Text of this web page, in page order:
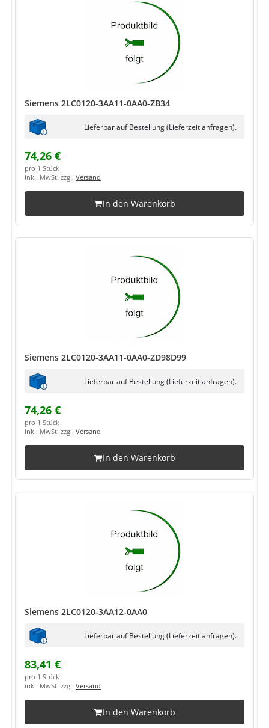
Siemens 2LC0120-3AA11-0AA0-ZB34
Lieferbar auf Bestellung (Lieferzeit anfragen).
74,26 €
pro 1 Stück
inkl. MwSt. zzgl. Versand
In den Warenkorb
Siemens 2LC0120-3AA11-0AA0-ZD98D99
Lieferbar auf Bestellung (Lieferzeit anfragen).
74,26 €
pro 1 Stück
inkl. MwSt. zzgl. Versand
In den Warenkorb
Siemens 2LC0120-3AA12-0AA0
Lieferbar auf Bestellung (Lieferzeit anfragen).
83,41 €
pro 1 Stück
inkl. MwSt. zzgl. Versand
In den Warenkorb